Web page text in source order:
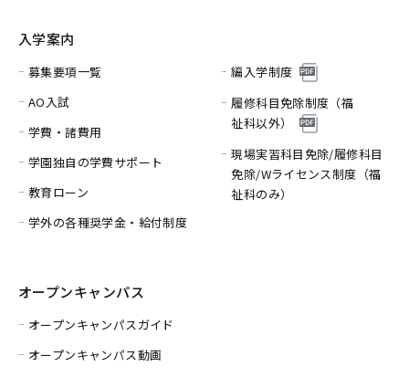
入学案内
募集要項一覧
AO入試
学費・諸費用
学園独自の学費サポート
教育ローン
学外の各種奨学金・給付制度
編入学制度
履修科目免除制度（福
祉科以外）
現場実習科目免除/履修科目
免除/Wライセンス制度（福
祉科のみ）
オープンキャンパス
オープンキャンパスガイド
オープンキャンパス動画